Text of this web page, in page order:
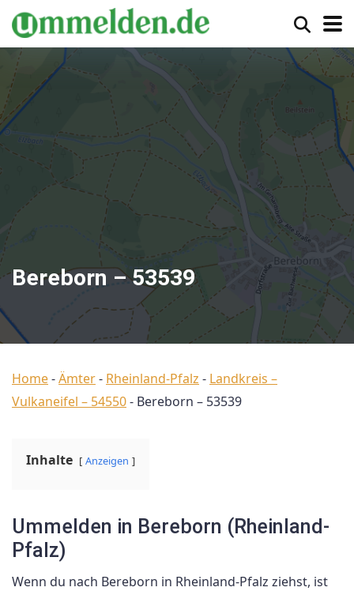
Bereborn – 53539
Home-Ämter- Rheinland-Pfalz - Landkreis –
Vulkaneifel – 54550- Bereborn – 53539
Inhalte Anzeigen
Ummelden in Bereborn (Rheinland-
Pfalz)
Wenn du nach Bereborn in Rheinland-Pfalz ziehst, ist